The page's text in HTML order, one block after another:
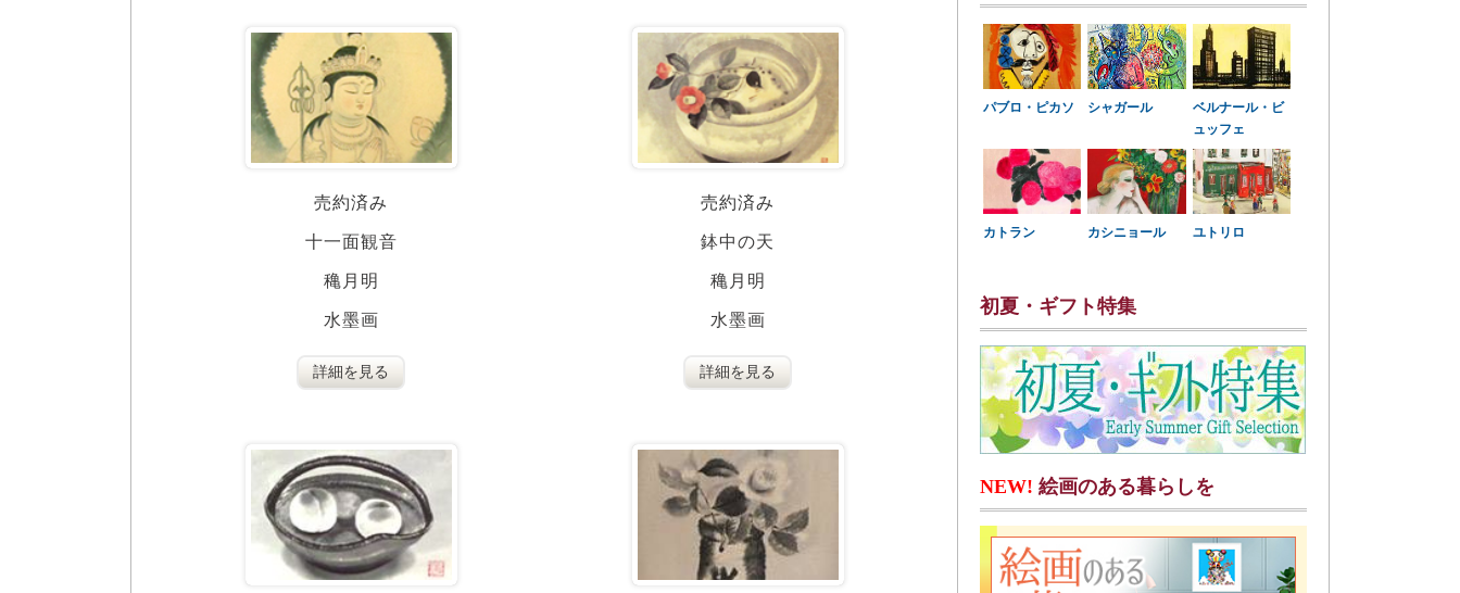
売約済み
十一面観音
穐月明
水墨画
詳細を見る
売約済み
鉢中の天
穐月明
水墨画
詳細を見る
パブロ・ピカソ シャガール
ベルナール・ビ
ュッフェ
カトラン カシニョール ユトリロ
初夏・ギフト特集
NEW! 絵画のある暮らしを